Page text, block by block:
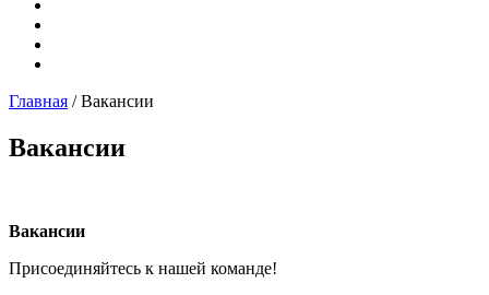
Главная / Вакансии
Вакансии
Вакансии
Присоединяйтесь к нашей команде!